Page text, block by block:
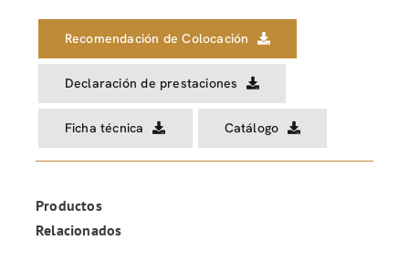
Recomendación de Colocación
Declaración de prestaciones
Ficha técnica Catálogo
Productos
Relacionados